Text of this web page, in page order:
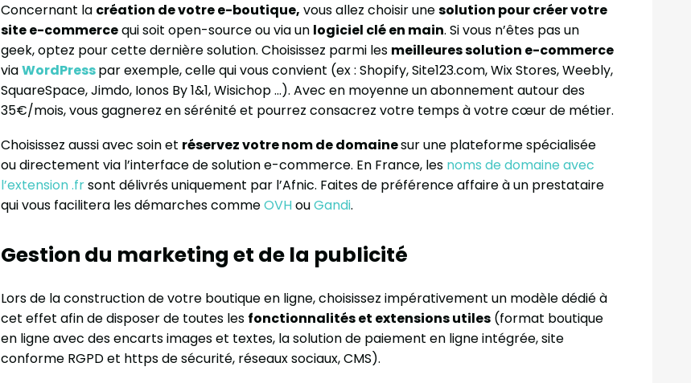
Concernant la création de votre e-boutique, vous allez choisir unesolution pour créer votre
site e-commercequi soit open-source ou via un logiciel clé en main. Si vous n’êtes pas un
geek, optez pour cette dernière solution. Choisissez parmi les meilleures solution e-commerce
viaWordPresspar exemple, celle qui vous convient (ex : Shopify, Site123.com, Wix Stores, Weebly,
SquareSpace, Jimdo, Ionos By 1&1, Wisichop …). Avec en moyenne un abonnement autour des
35€/mois, vous gagnerez en sérénité et pourrez consacrez votre temps à votre cœur de métier.
Choisissez aussi avec soin et réservez votre nom de domainesur une plateforme spécialisée
ou directement via l’interface de solution e-commerce. En France, les noms de domaine avec
l’extension .frsont délivrés uniquement par l’Afnic. Faites de préférence affaire à un prestataire
qui vous facilitera les démarches commeOVHouGandi.
Gestion du marketing et de la publicité
Lors de la construction de votre boutique en ligne, choisissez impérativement un modèle dédié à
cet effet afin de disposer de toutes les fonctionnalités et extensions utiles (format boutique
en ligne avec des encarts images et textes, la solution de paiement en ligne intégrée, site
conforme RGPD et https de sécurité, réseaux sociaux, CMS).